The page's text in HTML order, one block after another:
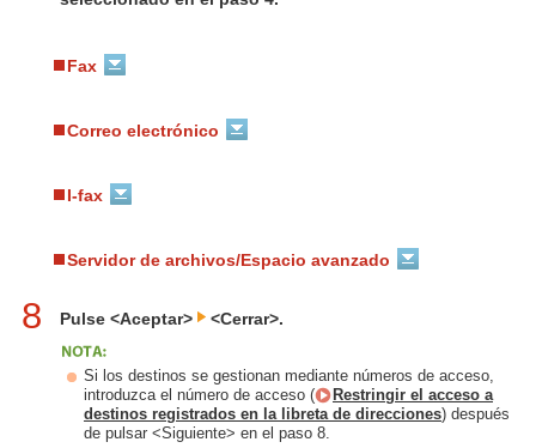
Fax
Correo electrónico
I-fax
Servidor de archivos/Espacio avanzado
8 Pulse <Aceptar> <Cerrar>.
Si los destinos se gestionan mediante números de acceso,
introduzca el número de acceso (
Restringir el acceso a
destinos registrados en la libreta de direcciones) después
de pulsar <Siguiente> en el paso 8.